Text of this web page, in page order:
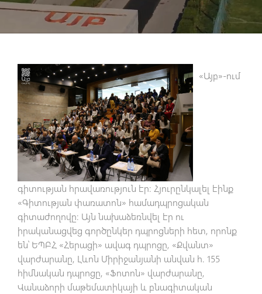
«Այբ»-ում
գիտության հրավառություն էր։ Հյուրընկալել էինք
«Գիտության փառատոն» համադպրոցական
գիտաժողովը։ Այն նախաձեռնվել էր ու
իրականացվեց գործընկեր դպրոցների հետ, որոնք
են՝ ԵՊԲՀ «Հերացի» ավագ դպրոցը, «Քվանտ»
վարժարանը, Լևոն Միրիջանյանի անվան հ. 155
հիմնական դպրոցը, «Ֆոտոն» վարժարանը,
Վանաձորի մաթեմատիկայի և բնագիտական